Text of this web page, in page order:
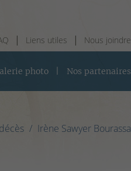
Liens utiles Nous joindre
photo Nos partenaires
Irène Sawyer Bourassa